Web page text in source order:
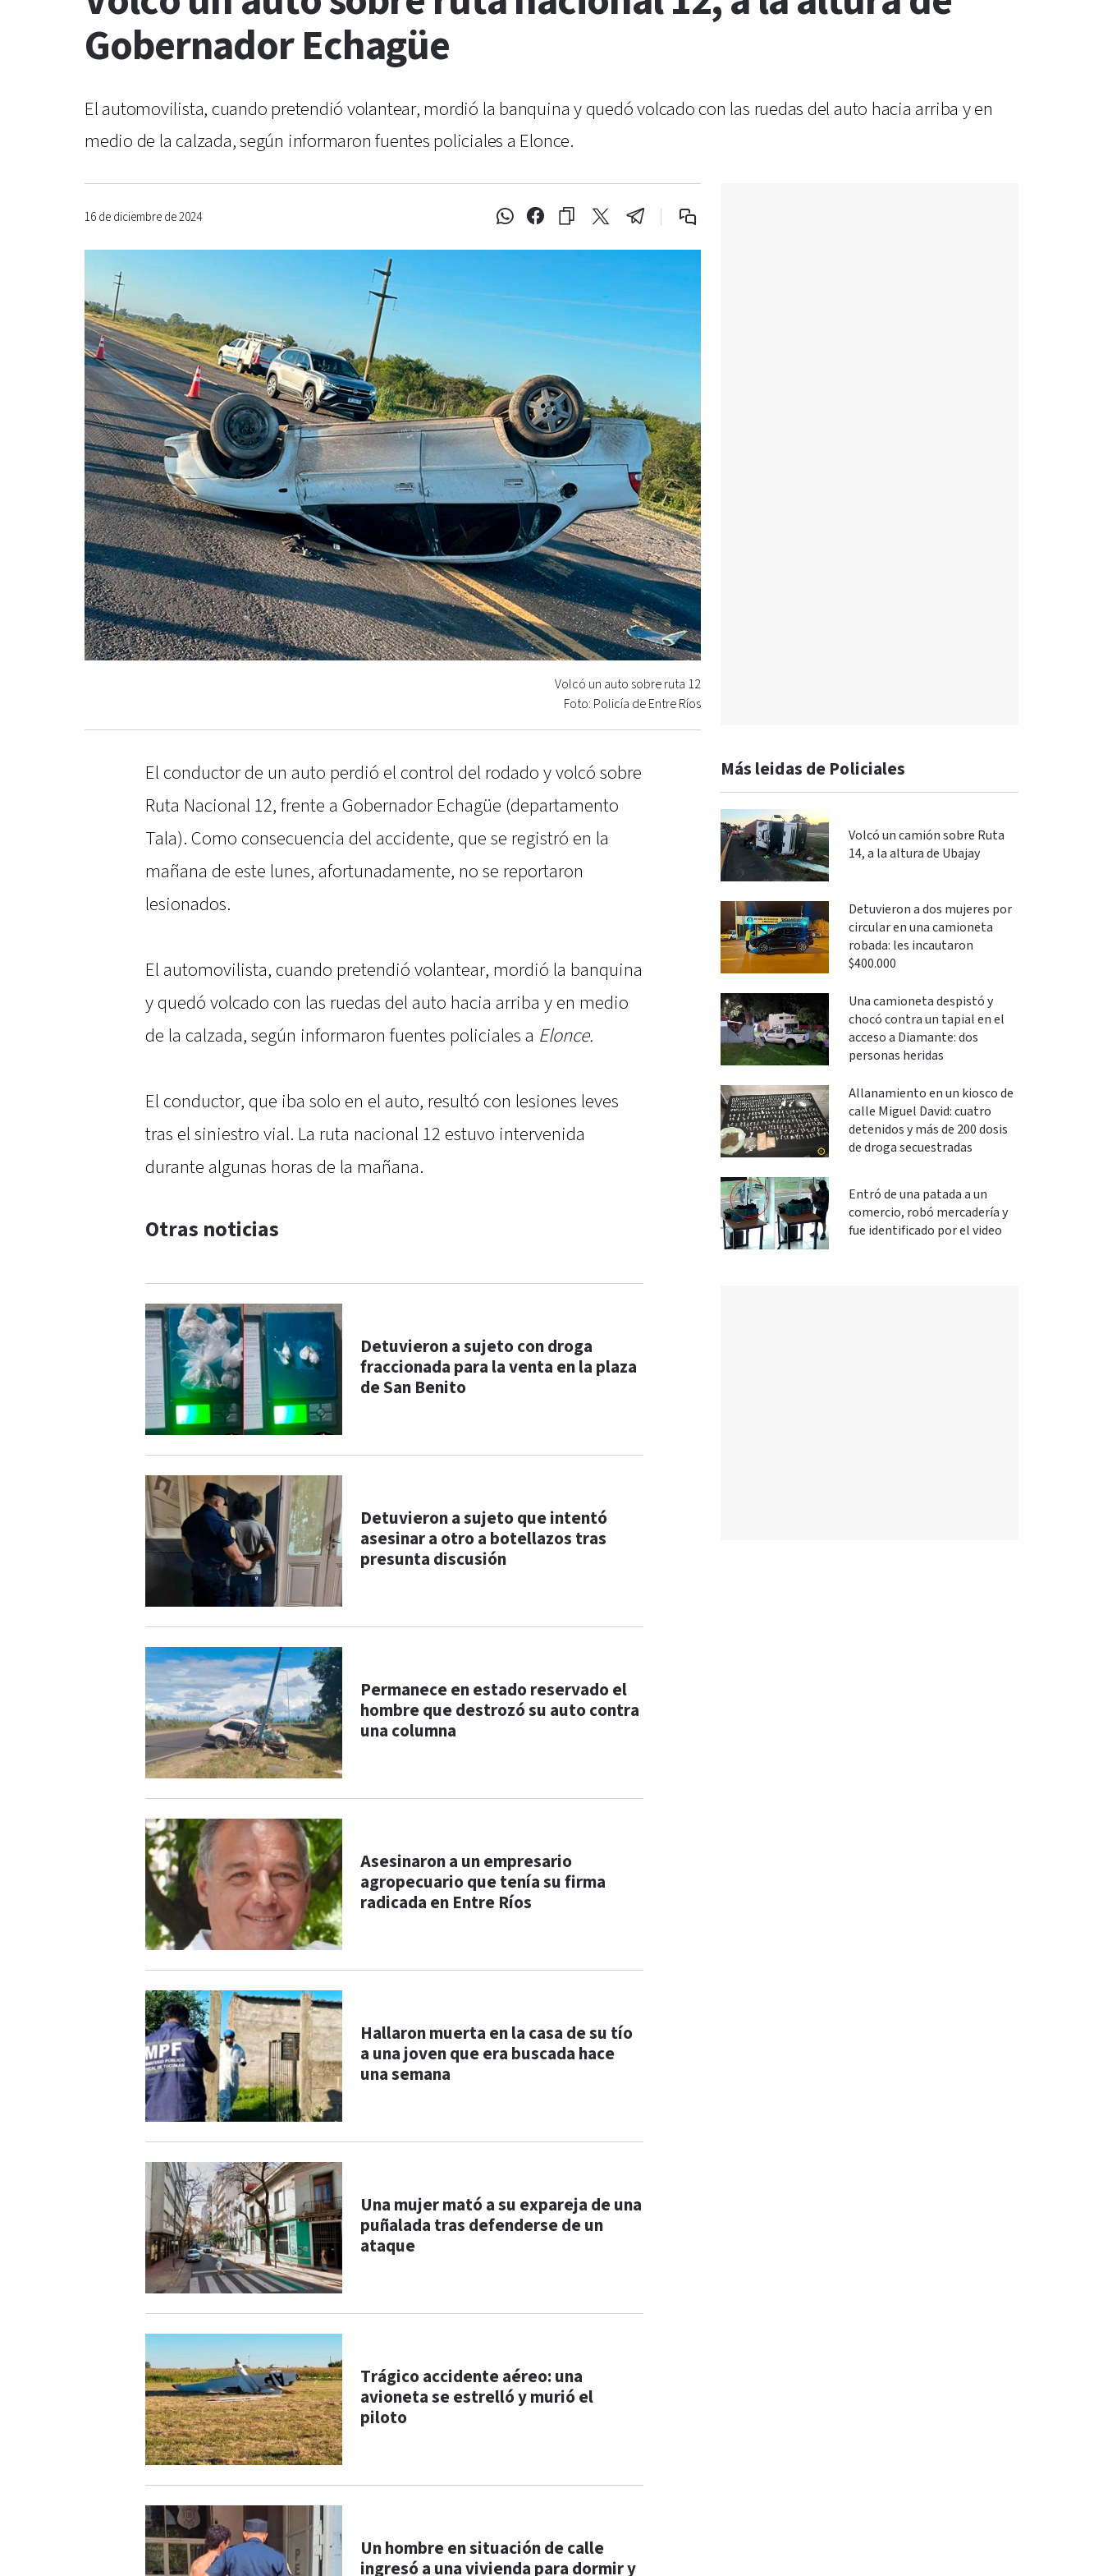
Gobernador Echagüe
El automovilista, cuando pretendió volantear, mordió la banquina y quedó volcado con las ruedas del auto hacia arriba y en
medio de la calzada, según informaron fuentes policiales a Elonce.
16 de diciembre de 2024
Volcó un auto sobre ruta 12
Foto: Policía de Entre Ríos
El conductor de un auto perdió el control del rodado y volcó sobre
Ruta Nacional 12, frente a Gobernador Echagüe (departamento
Tala). Como consecuencia del accidente, que se registró en la
mañana de este lunes, afortunadamente, no se reportaron
lesionados.
El automovilista, cuando pretendió volantear, mordió la banquina
y quedó volcado con las ruedas del auto hacia arriba y en medio
de la calzada, según informaron fuentes policiales a Elonce.
El conductor, que iba solo en el auto, resultó con lesiones leves
tras el siniestro vial. La ruta nacional 12 estuvo intervenida
durante algunas horas de la mañana.
Otras noticias
Detuvieron a sujeto con droga
fraccionada para la venta en la plaza
de San Benito
Detuvieron a sujeto que intentó
asesinar a otro a botellazos tras
presunta discusión
Permanece en estado reservado el
hombre que destrozó su auto contra
una columna
Asesinaron a un empresario
agropecuario que tenía su firma
radicada en Entre Ríos
Hallaron muerta en la casa de su tío
a una joven que era buscada hace
una semana
Una mujer mató a su expareja de una
puñalada tras defenderse de un
ataque
Trágico accidente aéreo: una
avioneta se estrelló y murió el
piloto
Un hombre en situación de calle
ingresó a una vivienda para dormir y
Más leidas de Policiales
Volcó un camión sobre Ruta
14, a la altura de Ubajay
Detuvieron a dos mujeres por
circular en una camioneta
robada: les incautaron
$400.000
Una camioneta despistó y
chocó contra un tapial en el
acceso a Diamante: dos
personas heridas
Allanamiento en un kiosco de
calle Miguel David: cuatro
detenidos y más de 200 dosis
de droga secuestradas
Entró de una patada a un
comercio, robó mercadería y
fue identificado por el video